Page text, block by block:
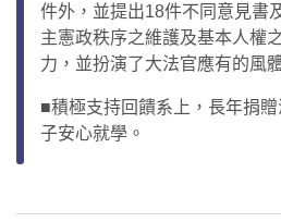
件外，並提出18件不同意見書
主憲政秩序之維護及基本人權
力，並扮演了大法官應有的風
■積極支持回饋系上，長年捐
子安心就學。